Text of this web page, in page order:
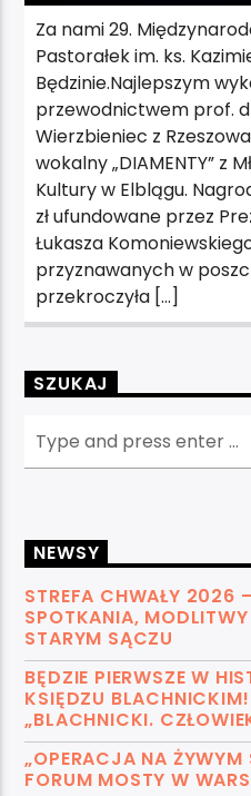
Za nami 29.
Pastorałek im. ks.
Będzinie.Najlepszym
przewodnictwem prof.
Wierzbieniec z
wokalny „DIAMENTY” z
Kultury w Elblągu.
zł ufundowane przez
Łukasza
przyznawanych w
przekroczyła […]
SZUKAJ
NEWSY
STREFA CHWAŁY 2026
SPOTKANIA,
STARYM SĄCZU
BĘDZIE PIERWSZE W
KSIĘDZU
„BLACHNICKI.
„OPERACJA NA ŻYWYM
FORUM MOSTY W